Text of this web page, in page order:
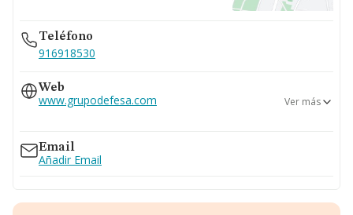
Teléfono
916918530
Web
www.grupodefesa.com Ver más
Email
Añadir Email